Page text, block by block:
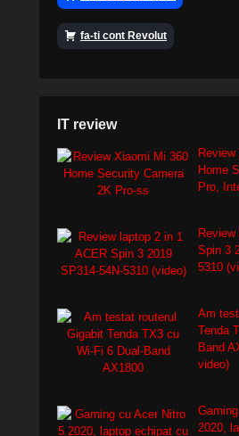
fa-ti cont Revolut
IT review
Home
Pro,
Spin 3
5310
Am
Tenda
Band
video)
2020,